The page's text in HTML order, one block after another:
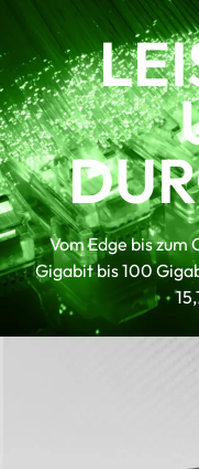
Vom Edge bis
Gigabit bis 100